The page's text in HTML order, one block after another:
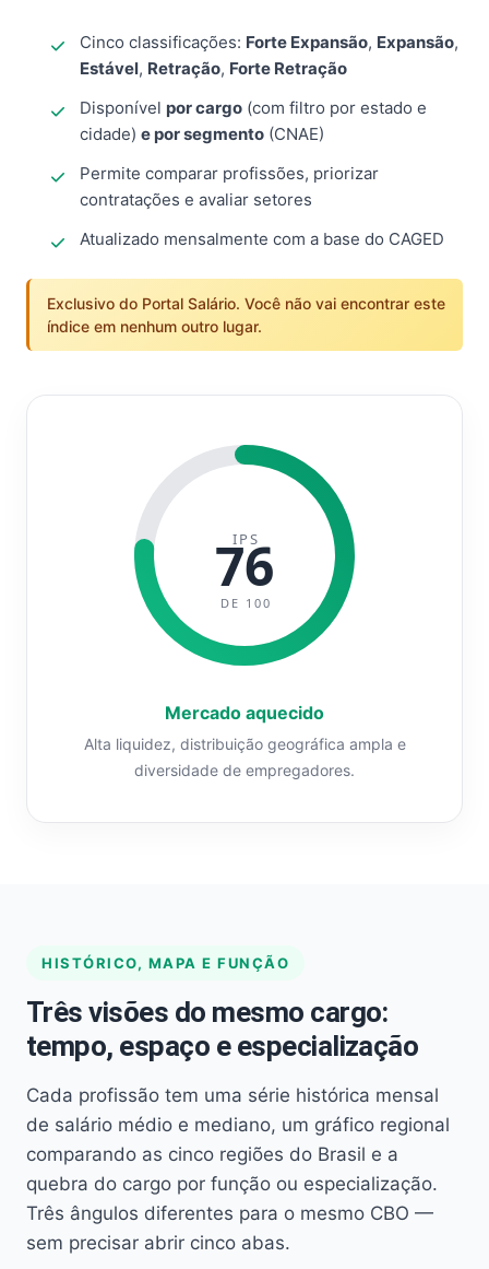
Cinco classificações: Forte Expansão, Expansão,
Estável, Retração, Forte Retração
Disponível por cargo (com filtro por estado e
cidade) e por segmento (CNAE)
Permite comparar profissões, priorizar
contratações e avaliar setores
Atualizado mensalmente com a base do CAGED
Exclusivo do Portal Salário. Você não vai encontrar este
índice em nenhum outro lugar.
IPS
76
DE 100
Mercado aquecido
Alta liquidez, distribuição geográfica ampla e
diversidade de empregadores.
HISTÓRICO, MAPA E FUNÇÃO
Três visões do mesmo cargo:
tempo, espaço e especialização
Cada profissão tem uma série histórica mensal
de salário médio e mediano, um gráfico regional
comparando as cinco regiões do Brasil e a
quebra do cargo por função ou especialização.
Três ângulos diferentes para o mesmo CBO —
sem precisar abrir cinco abas.